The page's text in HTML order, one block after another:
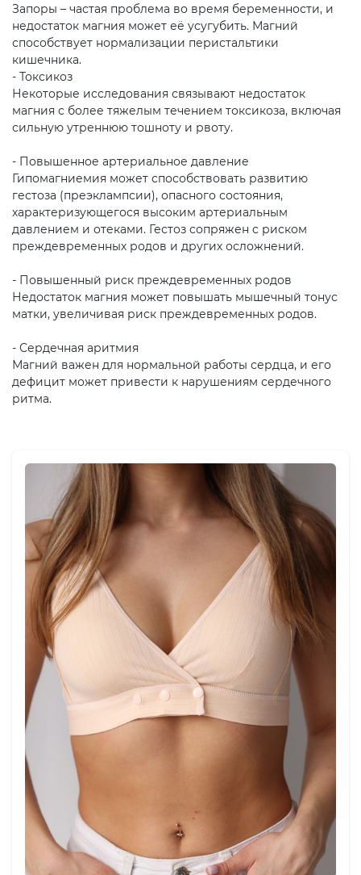
Запоры – частая проблема во время беременности, и
недостаток магния может её усугубить. Магний
способствует нормализации перистальтики
кишечника.
- Токсикоз
Некоторые исследования связывают недостаток
магния с более тяжелым течением токсикоза, включая
сильную утреннюю тошноту и рвоту.
- Повышенное артериальное давление
Гипомагниемия может способствовать развитию
гестоза (преэклампсии), опасного состояния,
характеризующегося высоким артериальным
давлением и отеками. Гестоз сопряжен с риском
преждевременных родов и других осложнений.
- Повышенный риск преждевременных родов
Недостаток магния может повышать мышечный тонус
матки, увеличивая риск преждевременных родов.
- Сердечная аритмия
Магний важен для нормальной работы сердца, и его
дефицит может привести к нарушениям сердечного
ритма.